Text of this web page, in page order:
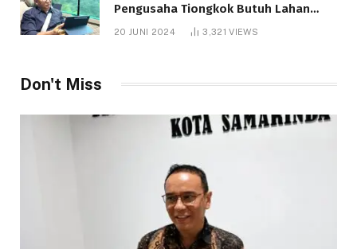
Pengusaha Tiongkok Butuh Lahan
1.000 Hektare
20 JUNI 2024 3,321VIEWS
Don't Miss